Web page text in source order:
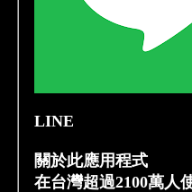
LINE
關於此應用程式
在台灣超過2100萬人